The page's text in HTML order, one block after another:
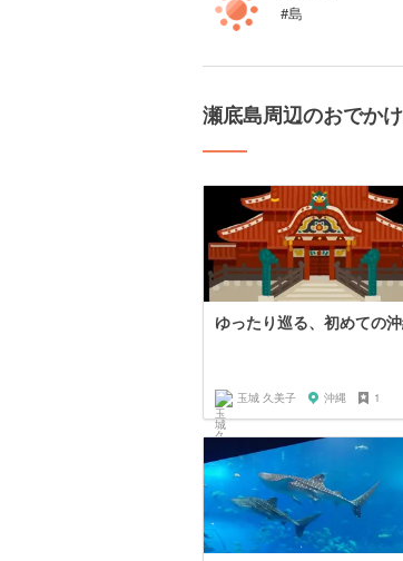
#島
瀬底島周辺のおでか
ゆったり巡る、初めての
玉城 久美子 沖縄 1